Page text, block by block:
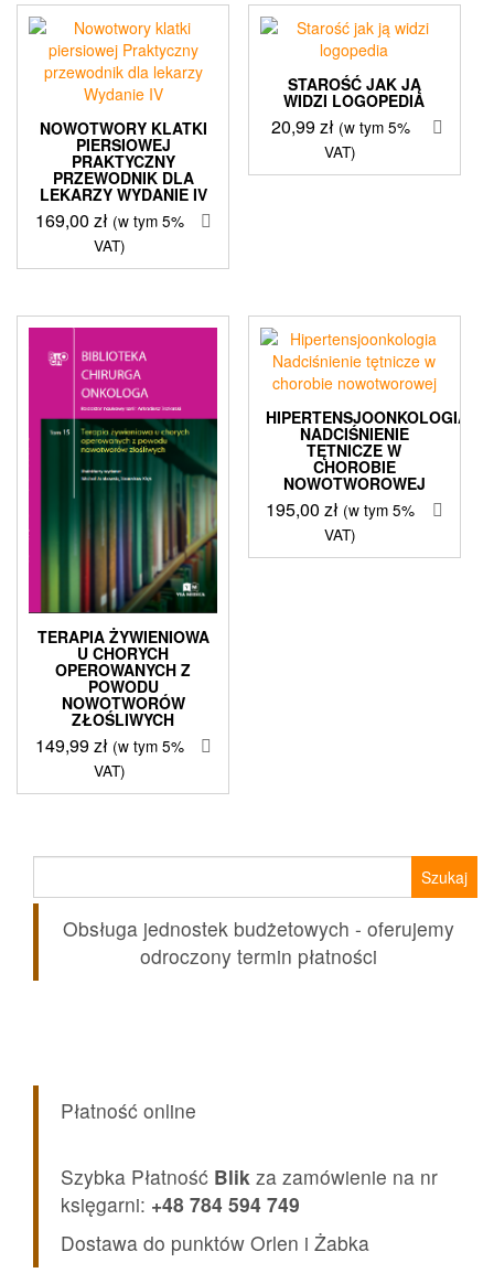
NOWOTWORY KLATKI
PIERSIOWEJ
PRAKTYCZNY
PRZEWODNIK DLA
LEKARZY WYDANIE IV
169,00 zł (w tym 5%
VAT)
STAROŚĆ JAK JĄ
WIDZI LOGOPEDIA
20,99zł (w tym 5%
VAT)
TERAPIA ŻYWIENIOWA
U CHORYCH
OPEROWANYCH Z
POWODU
NOWOTWORÓW
ZŁOŚLIWYCH
149,99zł (w tym 5%
VAT)
HIPERTENSJOONKOLOGIA
NADCIŚNIENIE
TĘTNICZE W
CHOROBIE
NOWOTWOROWEJ
195,00zł (w tym 5%
VAT)
Obsługa jednostek budżetowych - oferujemy
odroczony termin płatności
Płatność online
Szybka Płatność Blik za zamówienie na nr
księgarni: +48 784 594 749
Dostawa do punktów Orlen i Żabka